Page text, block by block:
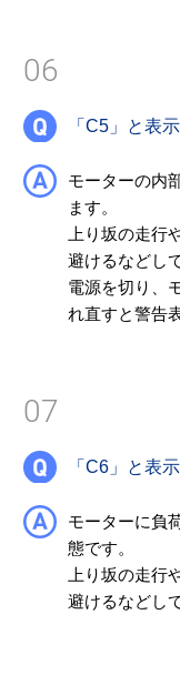
06
「C5」と表
モーターの内
ます。
上り坂の走行
避けるなどし
電源を切り、
れ直すと警告
07
「C6」と表
モーターに負
態です。
上り坂の走行
避けるなどし